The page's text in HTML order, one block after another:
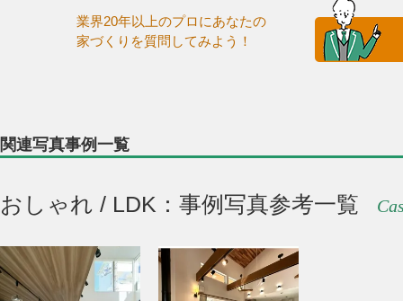
業界20年以上のプロにあなたの
家づくりを質問してみよう！
関連写真事例一覧
おしゃれ / LDK：事例写真参考一覧